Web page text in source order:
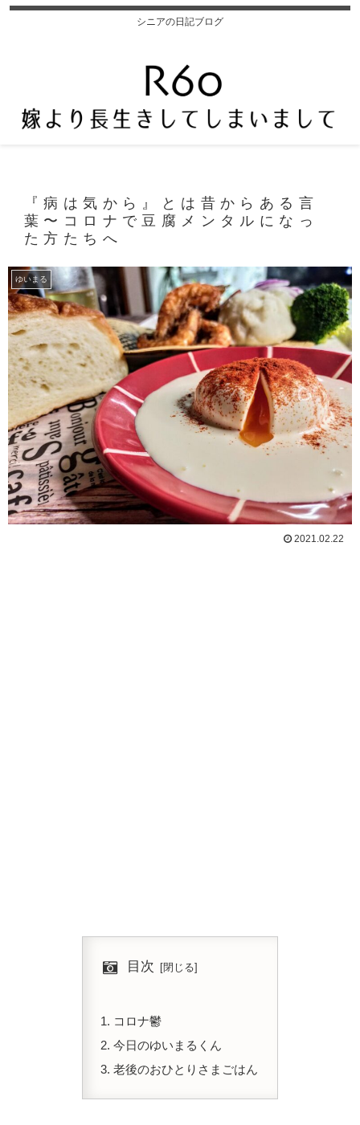
シニアの日記ブログ
『病は気から』とは昔からある言
葉〜コロナで豆腐メンタルになっ
た方たちへ
ゆいまる
2021.02.22
目次
コロナ鬱
今日のゆいまるくん
老後のおひとりさまごはん